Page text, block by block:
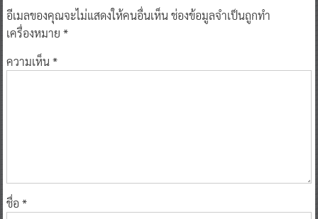
อีเมลของคุณจะไม่แสดงให้คนอื่นเห็นช่องข้อมูลจำเป็นถูกทำ
เครื่องหมาย *
ความเห็น*
ชื่อ *